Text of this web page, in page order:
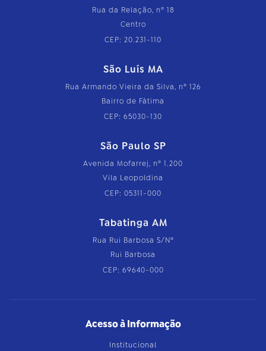
Rua da Relação, nº 18
Centro
CEP: 20.231-110
São Luís MA
Rua Armando Vieira da Silva, nº 126
Bairro de Fátima
CEP: 65030-130
São Paulo SP
Avenida Mofarrej, nº 1.200
Vila Leopoldina
CEP: 05311-000
Tabatinga AM
Rua Rui Barbosa S/Nº
Rui Barbosa
CEP: 69640-000
Acesso à Informação
Institucional